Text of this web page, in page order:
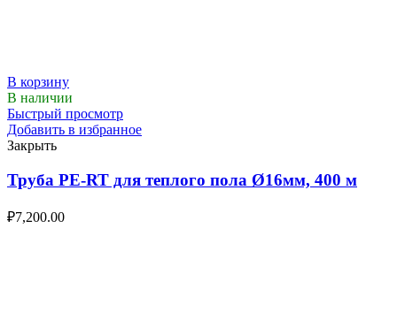
В корзину
В наличии
Быстрый просмотр
Добавить в избранное
Закрыть
Труба PE-RT для теплого пола Ø16мм, 400 м
₽7,200.00